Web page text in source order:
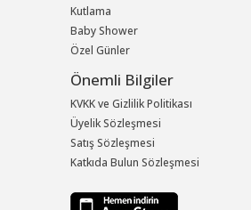
Kutlama
Baby Shower
Özel Günler
Önemli Bilgiler
KVKK ve Gizlilik Politikası
Üyelik Sözleşmesi
Satış Sözleşmesi
Katkıda Bulun Sözleşmesi